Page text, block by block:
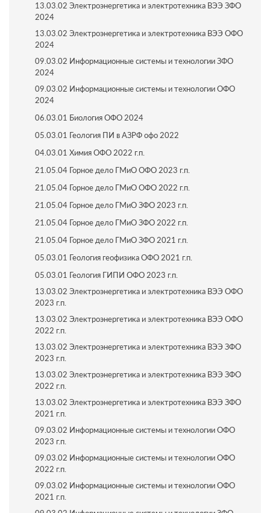
13.03.02 Электроэнергетика и электротехника ВЭЭ ЗФО
2024
13.03.02 Электроэнергетика и электротехника ВЭЭ ОФО
2024
09.03.02 Информационные системы и технологии ЗФО
2024
09.03.02 Информационные системы и технологии ОФО
2024
06.03.01 Биология ОФО 2024
05.03.01 Геология ПИ в АЗРФ офо 2022
04.03.01 Химия ОФО 2022 г.п.
21.05.04 Горное дело ГМиО ОФО 2023 г.п.
21.05.04 Горное дело ГМиО ОФО 2022 г.п.
21.05.04 Горное дело ГМиО ЗФО 2023 г.п.
21.05.04 Горное дело ГМиО ЗФО 2022 г.п.
21.05.04 Горное дело ГМиО ЗФО 2021 г.п.
05.03.01 Геология геофизика ОФО 2021 г.п.
05.03.01 Геология ГИПИ ОФО 2023 г.п.
13.03.02 Электроэнергетика и электротехника ВЭЭ ОФО
2023 г.п.
13.03.02 Электроэнергетика и электротехника ВЭЭ ОФО
2022 г.п.
13.03.02 Электроэнергетика и электротехника ВЭЭ ЗФО
2023 г.п.
13.03.02 Электроэнергетика и электротехника ВЭЭ ЗФО
2022 г.п.
13.03.02 Электроэнергетика и электротехника ВЭЭ ЗФО
2021 г.п.
09.03.02 Информационные системы и технологии ОФО
2023 г.п.
09.03.02 Информационные системы и технологии ОФО
2022 г.п.
09.03.02 Информационные системы и технологии ОФО
2021 г.п.